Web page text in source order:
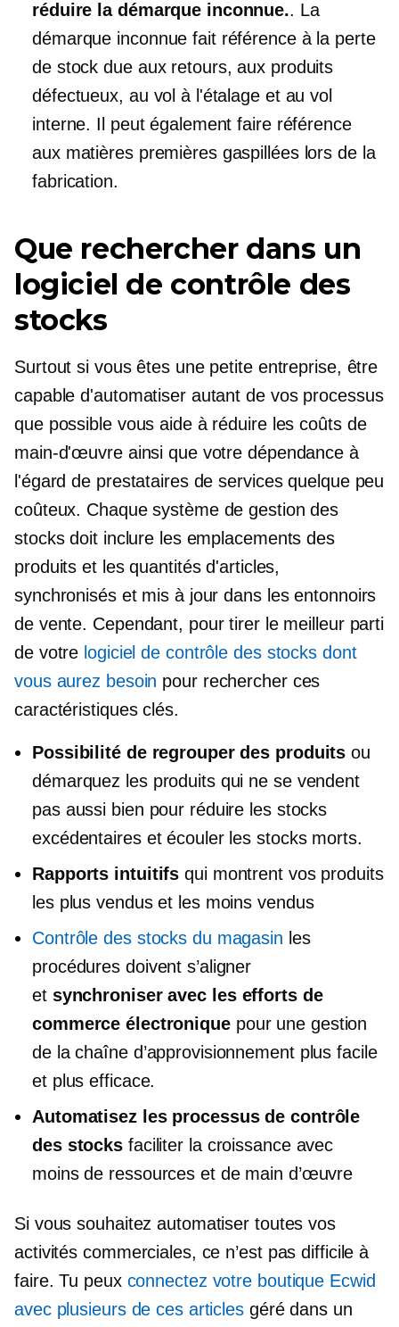
réduire la démarque inconnue.. La
démarque inconnue fait référence à la perte
de stock due aux retours, aux produits
défectueux, au vol à l'étalage et au vol
interne. Il peut également faire référence
aux matières premières gaspillées lors de la
fabrication.
Que rechercher dans un
logiciel de contrôle des
stocks
Surtout si vous êtes une petite entreprise, être
capable d'automatiser autant de vos processus
que possible vous aide à réduire les coûts de
main-d'œuvre ainsi que votre dépendance à
l'égard de prestataires de services quelque peu
coûteux. Chaque système de gestion des
stocks doit inclure les emplacements des
produits et les quantités d'articles,
synchronisés et mis à jour dans les entonnoirs
de vente. Cependant, pour tirer le meilleur parti
de votre logiciel de contrôle des stocks dont
vous aurez besoin pour rechercher ces
caractéristiques clés.
Possibilité de regrouper des produits ou
démarquez les produits qui ne se vendent
pas aussi bien pour réduire les stocks
excédentaires et écouler les stocks morts.
Rapports intuitifs qui montrent vos produits
les plus vendus et les moins vendus
Contrôle des stocks du magasin les
procédures doivent s’aligner
et synchroniser avec les efforts de
commerce électroniquepour une gestion
de la chaîne d’approvisionnement plus facile
et plus efficace.
Automatisez les processus de contrôle
des stocks faciliter la croissance avec
moins de ressources et de main d’œuvre
Si vous souhaitez automatiser toutes vos
activités commerciales, ce n’est pas difficile à
faire. Tu peux connectez votre boutique Ecwid
avec plusieurs de ces articles géré dans un